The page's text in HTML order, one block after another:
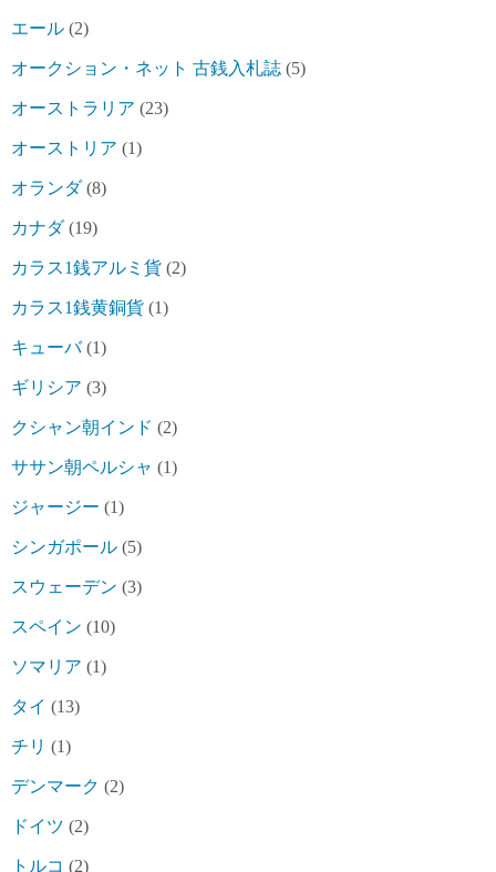
エール (2)
オークション・ネット 古銭入札誌 (5)
オーストラリア (23)
オーストリア (1)
オランダ(8)
カナダ(19)
カラス1銭アルミ貨 (2)
カラス1銭黄銅貨 (1)
キューバ(1)
ギリシア (3)
クシャン朝インド (2)
ササン朝ペルシャ (1)
ジャージー (1)
シンガポール (5)
スウェーデン (3)
スペイン (10)
ソマリア (1)
タイ (13)
チリ (1)
デンマーク (2)
ドイツ (2)
トルコ (2)